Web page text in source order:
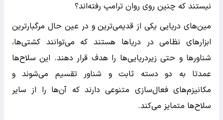
نیستند که چنین روی روان ترامپ رفته‌اند؟
مین‌های دریایی یکی از قدیمی‌ترین و در عین حال مرگبارترین
ابزارهای نظامی در دریاها هستند که می‌توانند کشتی‌ها،
شناورها و حتی زیردریایی‌ها را هدف قرار دهند. این سلاح‌ها
عمدتا به دو دسته ثابت و شناور تقسیم می‌شوند و
مکانیزم‌های فعال‌سازی متنوعی دارند که آن‌ها را از سایر
سلاح‌ها متمایز می‌کند.